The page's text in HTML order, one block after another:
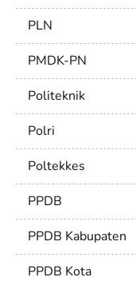
PLN
PMDK-PN
Politeknik
Polri
Poltekkes
PPDB
PPDB Kabupaten
PPDB Kota